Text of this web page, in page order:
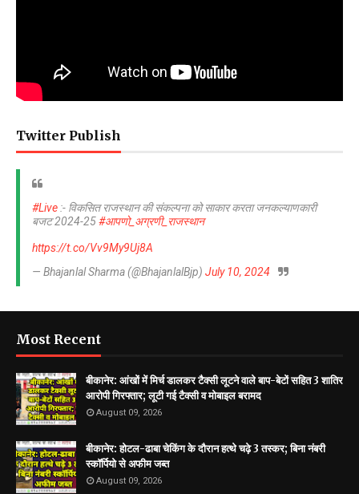
Twitter Publish
#Live :- विकसित राजस्थान की संकल्पना को साकार करता जनकल्याणकारी
बजट 2024-25#आपणो_अग्रणी_राजस्थान
https://t.co/Vv9My9Uj8A
— Bhajanlal Sharma (@BhajanlalBjp) July 10, 2024
Most Recent
बीकानेर: आंखों में मिर्च डालकर टैक्सी लूटने वाले बाप-बेटों सहित 3 शातिर
आरोपी गिरफ्तार; लूटी गई टैक्सी व मोबाइल बरामद
August 09, 2026
बीकानेर: ​होटल-ढाबा चेकिंग के दौरान हत्थे चढ़े 3 तस्कर; बिना नंबरी
स्कॉर्पियो से अफीम जब्त
August 09, 2026